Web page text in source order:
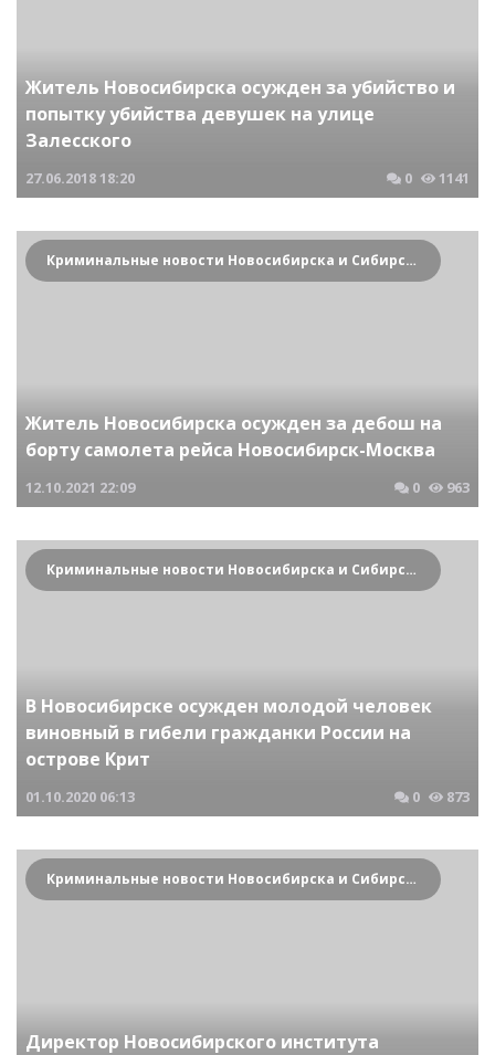
Житель Новосибирска осужден за убийство и
попытку убийства девушек на улице
Залесского
27.06.201818:20 0 1141
Криминальные новости Новосибирска и Сибирского региона
Житель Новосибирска осужден за дебош на
борту самолета рейса Новосибирск-Москва
12.10.2021 22:09 0 963
Криминальные новости Новосибирска и Сибирского региона
В Новосибирске осужден молодой человек
виновный в гибели гражданки России на
острове Крит
01.10.2020 06:13 0 873
Криминальные новости Новосибирска и Сибирского региона
Директор Новосибирского института